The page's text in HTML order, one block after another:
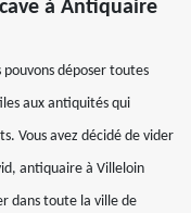
à Antiquaire
pouvons déposer toutes
aux antiquités qui
Vous avez décidé de vider
antiquaire à Villeloin
dans toute la ville de